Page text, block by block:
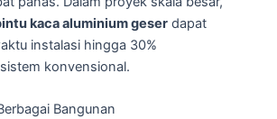
kaca aluminium geser dapat
instalasi hingga 30%
konvensional.
Bangunan